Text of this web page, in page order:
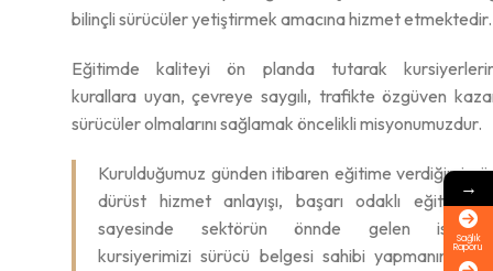
bilinçli sürücüler yetiştirmek amacına hizmet etmektedir.
Eğitimde kaliteyi ön planda tutarak
kurallara uyan, çevreye saygılı, trafikte özgüven
sürücüler olmalarını sağlamak öncelikli misyonumuzdur.
Kurulduğumuz günden itibaren eğitime verdiğimiz
dürüst hizmet anlayışı, başarı odaklı eğitim
sayesinde sektörün önnde gelen
kursiyerimizi sürücü belgesi sahibi yapmanın
→
Sağlık
Raporu